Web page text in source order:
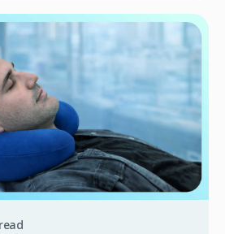
nombreux patients. Résumé
cheveux pour calvitie diffuse
la qualité de la zone
une évaluation
est indispensable les
[…]